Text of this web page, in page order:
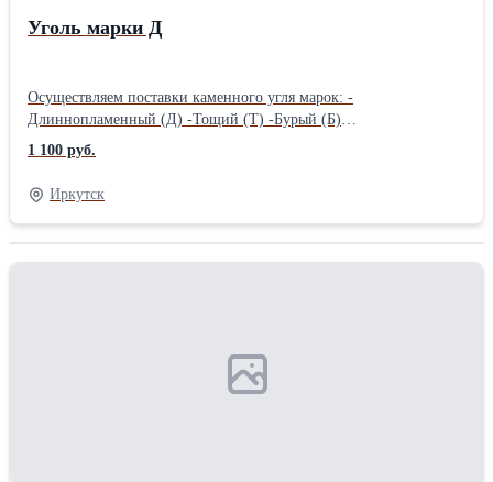
Уголь марки Д
Осуществляем поставки каменного угля марок: -
Длиннопламенный (Д) -Тощий (Т) -Бурый (Б)
-Длиннопламенный Газовый (ДГ) -Слабоспекающийся (СС)
-Жирный (Ж) -Газовый Жирный Отощенный (ГЖО)
-Отощенный Спекающийся (ОС) Имеем в собственности, а так
же арендованный сортировочный комплекс. Произведем любую
фракцию под ваши нужды. При необходимости обогатим.
1 100 руб.
Иркутск